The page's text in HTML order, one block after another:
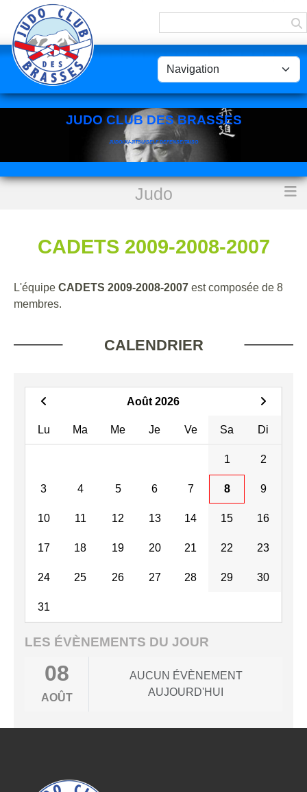
JUDO CLUB DES BRASSES
JUDO/JU-JITSU/SELF DEFENSE/TAISO
Judo
CADETS 2009-2008-2007
CADETS 2009-2008-2007
L'équipe CADETS 2009-2008-2007 est composée de 8
membres.
CALENDRIER
Août 2026
Lu Ma Me Je Ve Sa Di
1 2
3 4 5 6 7 8 9
10 11 12 13 14 15 16
17 18 19 20 21 22 23
24 25 26 27 28 29 30
31
LES ÉVÈNEMENTS DU JOUR
08
AOÛT
AUCUN ÉVÈNEMENT
AUJOURD'HUI
Panneau de gestion des cookies